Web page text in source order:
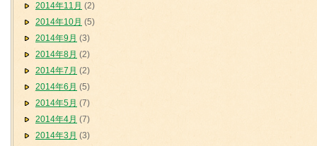
2014年11月 (2)
2014年10月 (5)
2014年9月 (3)
2014年8月 (2)
2014年7月 (2)
2014年6月 (5)
2014年5月 (7)
2014年4月 (7)
2014年3月 (3)